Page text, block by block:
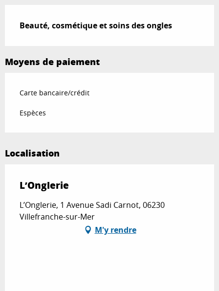
Beauté, cosmétique et soins des ongles
Moyens de paiement
Carte bancaire/crédit
Espèces
Localisation
L’Onglerie
L’Onglerie, 1 Avenue Sadi Carnot, 06230
Villefranche-sur-Mer
M'y rendre